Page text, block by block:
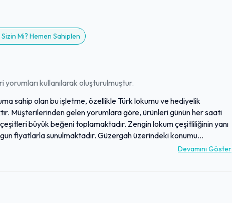
Mi? Hemen Sahiplen
kullanılarak oluşturulmuştur.
sahip olan bu işletme, özellikle Türk lokumu ve hediyelik
Müşterilerinden gelen yorumlara göre, ürünleri günün her saati
büyük beğeni toplamaktadır. Zengin lokum çeşitliliğinin yanı
fiyatlarla sunulmaktadır. Güzergah üzerindeki konumu
ve şiddetle tavsiye ettiği bir noktadır. Misafirlerinden yüksek
Devamını Göster